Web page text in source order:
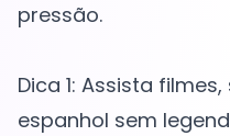
pressão.
Dica 1: Assista
espanhol sem